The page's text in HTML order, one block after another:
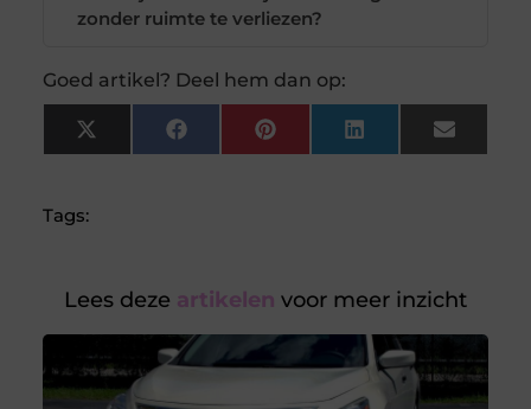
zonder ruimte te verliezen?
Goed artikel? Deel hem dan op:
X
(Twitter)
FacebookPinterest LinkedIn Email
Tags:
Lees deze artikelen voor meer inzicht